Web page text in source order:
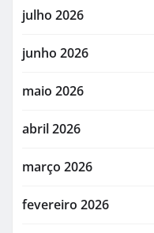
julho 2026
junho 2026
maio 2026
abril 2026
março 2026
fevereiro 2026